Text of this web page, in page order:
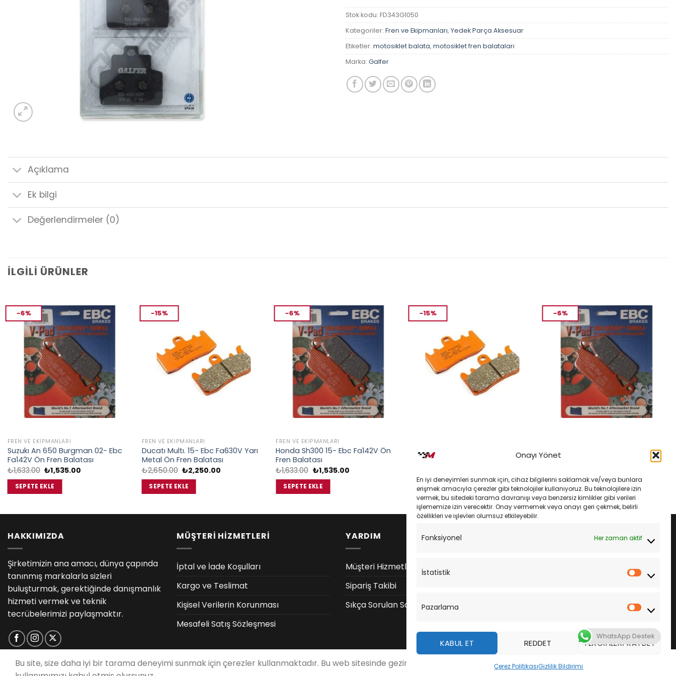
Onayı Yönet
En iyi deneyimleri sunmak için, cihaz bilgilerini saklamak ve/veya bunlara
erişmek amacıyla çerezler gibi teknolojiler kullanıyoruz. Bu teknolojilere izin
vermek, bu sitedeki tarama davranışı veya benzersiz kimlikler gibi verileri
işlememize izin verecektir. Onay vermemek veya onayı geri çekmek, belirli
özellikleri ve işlevleri olumsuz etkileyebilir.
Fonksiyonel Her zaman aktif
İstatistik İstatistik
Pazarlama
KABUL ET REDDET TERCIHLERI KAYDET
Çerez PolitikasıGizlilik Bildirimi
Stok kodu: FD343G1050
Kategoriler: Fren ve Ekipmanları, Yedek Parça Aksesuar
Etiketler: motosiklet balata, motosiklet fren balataları
Marka: Galfer
Açıklama
Ek bilgi
Değerlendirmeler (0)
İLGILI ÜRÜNLER
-6%
FREN VE EKIPMANLARI
Suzukı An 650 Burgman 02- Ebc
Fa142V Ön Fren Balatası
₺1,633.00 Orijinal
fiyat:
₺1,633.00.
₺1,535.00
SEPETE EKLE
-15%
FREN VE EKIPMANLARI
Ducatı Multı. 15- Ebc Fa630V Yarı
Metal Ön Fren Balatası
₺2,650.00 Orijinal
fiyat:
₺2,650.00.
₺2,250.00Şu
SEPETE EKLE
-6%
FREN VE EKIPMANLARI
Honda Sh300 15- Ebc Fa142V Ön
Fren Balatası
₺1,633.00 Orijinal
fiyat:
₺1,633.00.
₺1,535.00Şu
SEPETE EKLE
-15%
Bmw R 1200 Gs Adv 14- Ebc
Fa630V Ön Fren Balatası
fiyat:
₺2,650.00.
andaki
fiyat:
₺2,250.00.
SEPETE EKLE
-6%
Honda Vt 600 Shadow 06- Ebc
Fa142V Ön Fren Balatası
fiyat:
₺1,633.00.
andaki
fiyat:
₺1,535.00.
SEPETE EKLE
HAKKIMIZDA
Şirketimizin ana amacı, dünya çapında
tanınmış markalarla sizleri
buluşturmak, gerektiğinde danışmanlık
hizmeti vermek ve teknik
tecrübelerimizi paylaşmaktır.
MÜŞTERİ HİZMETLERİ
İptal ve İade Koşulları
Kargo ve Teslimat
Kişisel Verilerin Korunması
Mesafeli Satış Sözleşmesi
YARDIM
Müşteri Hizmetleri
Sipariş Takibi
Sıkça Sorulan Sorular
Bu site, size daha iyi bir tarama deneyimi sunmak için çerezler kullanmaktadır. Bu web sitesinde gezinerek, çerez
DAHA FAZLA BILGI
WhatsApp Destek